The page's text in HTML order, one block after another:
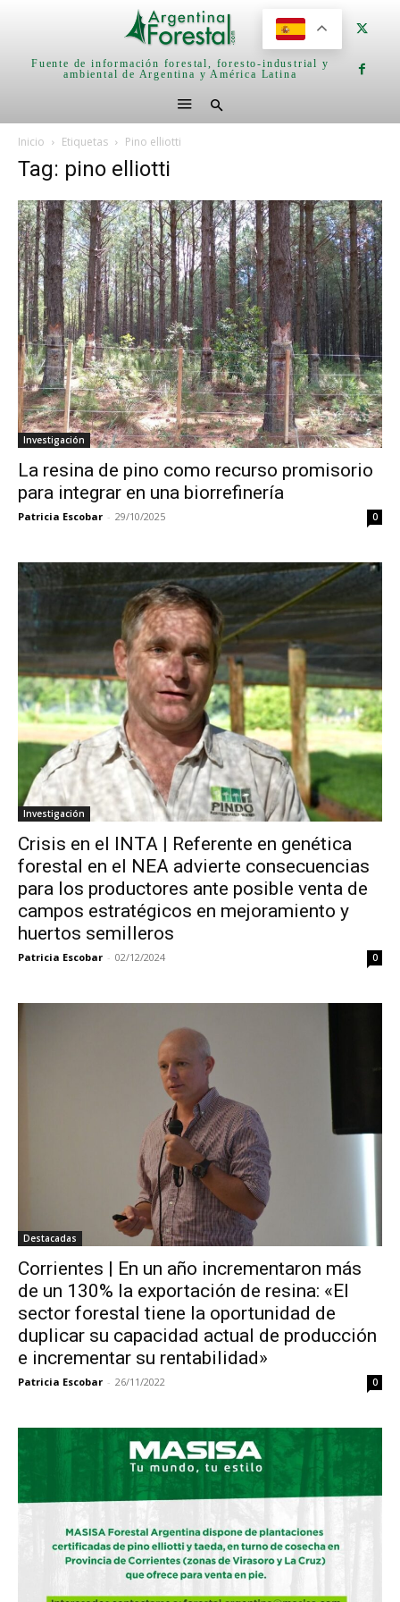
Fuente de información forestal, foresto-industrial y
ambiental de Argentina y América Latina
Inicio Etiquetas Pino elliotti
Tag: pino elliotti
Investigación
La resina de pino como recurso promisorio
para integrar en una biorrefinería
Patricia Escobar - 29/10/2025 0
Investigación
Crisis en el INTA | Referente en genética
forestal en el NEA advierte consecuencias
para los productores ante posible venta de
campos estratégicos en mejoramiento y
huertos semilleros
Patricia Escobar - 02/12/2024 0
Destacadas
Corrientes | En un año incrementaron más
de un 130% la exportación de resina: «El
sector forestal tiene la oportunidad de
duplicar su capacidad actual de producción
e incrementar su rentabilidad»
Patricia Escobar - 26/11/2022 0